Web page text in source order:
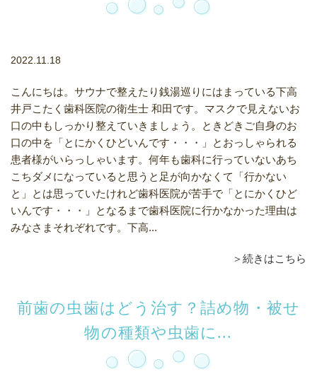
2022.11.18
こんにちは。サウナで整えたり銭湯巡りにはまっている下高
井戸こたく歯科医院の衛生士 和田です。マスクで見えないお
口の中もしっかり整えていきましょう。ときどきご自身のお
口の中を「とにかくひどいんです・・・」とおっしゃられる
患者様がいらっしゃいます。何年も歯科に行っていないあち
こちダメになっていると思うと足が向かなくて「行かない
と」とは思っていたけれど歯科医院が苦手で「とにかくひど
いんです・・・」となるまで歯科医院に行かなかった理由は
みなさまそれぞれです。下高...
＞続きはこちら
前歯の虫歯はどう治す？詰め物・被せ
物の種類や虫歯に...